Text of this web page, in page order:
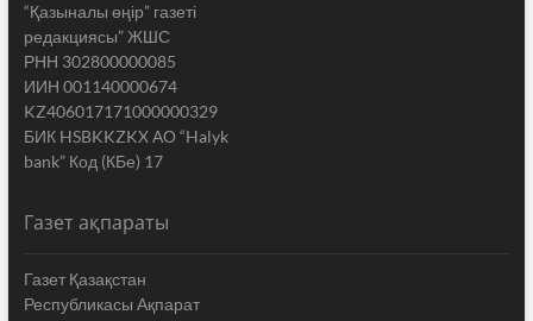
“Қазыналы өңір” газеті
редакциясы” ЖШС
РНН 302800000085
ИИН 001140000674
KZ406017171000000329
БИК HSBKKZKX АО “Halyk
bank” Код (КБе) 17
Газет ақпараты
Газет Қазақстан
Республикасы Ақпарат